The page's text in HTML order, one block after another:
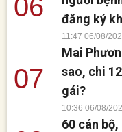
06
đăng ký
11:47 06/08/
07
Mai
sao, chi
gái?
10:36 06/08/
60 cán